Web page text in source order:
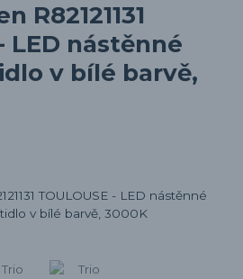
R82121131
LED nástěnné
v bílé barvě,